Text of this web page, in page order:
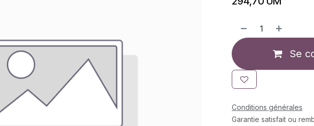
Se
Conditions générales
Garantie satisfait ou